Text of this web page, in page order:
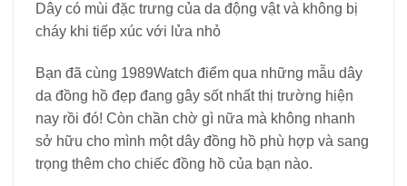
Dây có mùi đặc trưng của da động vật và không bị
cháy khi tiếp xúc với lửa nhỏ
Bạn đã cùng 1989Watch điểm qua những mẫu dây
da đồng hồ đẹp đang gây sốt nhất thị trường hiện
nay rồi đó! Còn chần chờ gì nữa mà không nhanh
sở hữu cho mình một dây đồng hồ phù hợp và sang
trọng thêm cho chiếc đồng hồ của bạn nào.